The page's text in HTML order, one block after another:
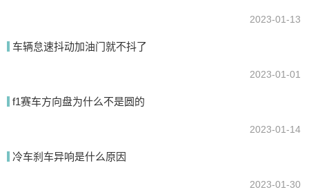
2023-01-13
车辆怠速抖动加油门就不抖了
2023-01-01
f1赛车方向盘为什么不是圆的
2023-01-14
冷车刹车异响是什么原因
2023-01-30